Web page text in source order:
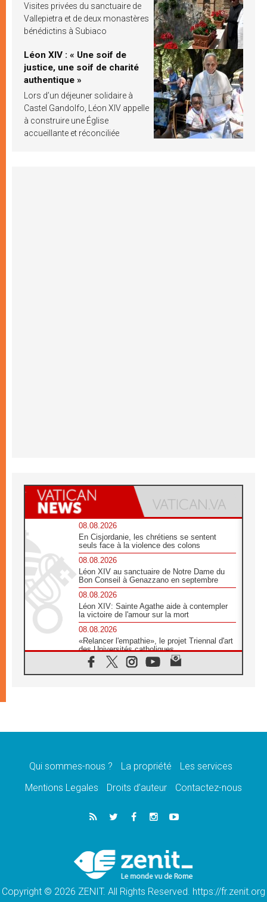
Visites privées du sanctuaire de
Vallepietra et de deux monastères
bénédictins à Subiaco
Léon XIV : « Une soif de
justice, une soif de charité
authentique »
Lors d’un déjeuner solidaire à
Castel Gandolfo, Léon XIV appelle
à construire une Église
accueillante et réconciliée
08.08.2026
En Cisjordanie, les chrétiens se sentent
seuls face à la violence des colons
08.08.2026
Léon XIV au sanctuaire de Notre Dame du
Bon Conseil à Genazzano en septembre
08.08.2026
Léon XIV: Sainte Agathe aide à contempler
la victoire de l'amour sur la mort
08.08.2026
«Relancer l'empathie», le projet Triennal d'art
des Universités catholiques
08.08.2026
Signis 2026, donner la parole aux religieuses
07.08.2026
07.08.2026
de l'Assomption et mémoire nationale
«La paix commence par l'empathie» estime
le cardinal Parolin
En Colombie, «la paix ne s'achète pas avec
une signature»
Qui sommes-nous ? La propriété
Les services
Mentions Legales
Droits d’auteur Contactez-nous
Copyright © 2026 ZENIT. All Rights Reserved. https://fr.zenit.org